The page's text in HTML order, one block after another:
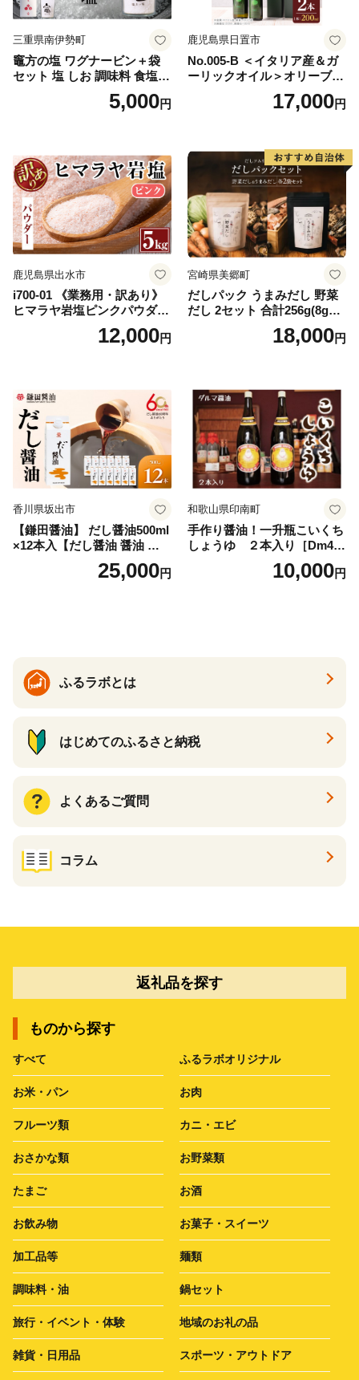
三重県南伊勢町
竈方の塩 ワグナービン＋袋
セット 塩 しお 調味料 食塩
天然 ミネラル 調味料 ソルト
salt 料理 味付 おにぎり 三重
5,000円
鹿児島県日置市
No.005-B ＜イタリア産＆ガ
ーリックオイル＞オリーブオ
イルセット(200ml×2本) 日置
市 特産品 調味料 油 エキスト
ブ】
17,000円
鹿児島県出水市
i700-01 《業務用・訳あり》
ヒマラヤ岩塩ピンクパウダー
タイプ(5kg) 岩塩 塩 調味料
しお 保存料不使用 天然 パウ
ティースマイル】
12,000円
宮崎県美郷町
だしパック うまみだし 野菜
だし 2セット 合計256g(8g×8
パック×2種×2セット) [岡田商
店 宮崎県 美郷町 31ac0069]
18,000円
香川県坂出市
【鎌田醤油】 だし醤油500ml
×12本入【だし醤油 醤油 人気
おすすめ 人気だし醤油 出汁
25,000円
和歌山県印南町
手作り醤油！一升瓶こいくち
しょうゆ ２本入り［Dm4］
｜手作り 醤油 和歌山県 印南
町 一升瓶 こいくちしょうゆ
10,000円
ふるラボとは
はじめてのふるさと納税
よくあるご質問
コラム
返礼品を探す
ものから探す
すべて ふるラボオリジナル
お米・パン お肉
フルーツ類 カニ・エビ
おさかな類 お野菜類
たまご お酒
お飲み物 お菓子・スイーツ
加工品等 麺類
調味料・油 鍋セット
旅行・イベント・体験 地域のお礼の品
雑貨・日用品 スポーツ・アウトドア